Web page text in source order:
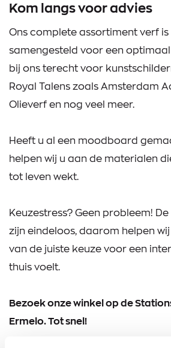
Kom langs voor advies
Ons complete assortiment verf
samengesteld voor een
bij ons terecht voor
Royal Talens zoals Amsterdam
Olieverf en nog veel meer.
Heeft u al een moodboard
helpen wij u aan de materialen
tot leven wekt.
Keuzestress? Geen probleem!
zijn eindeloos, daarom helpen
van de juiste keuze voor een
thuis voelt.
Bezoek onze winkel op de
Ermelo. Tot snel!